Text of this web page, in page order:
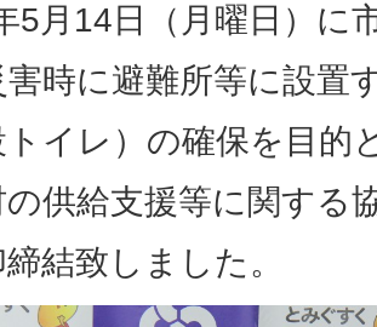
5月14日（月曜日）に
時に避難所等に設置
トイレ）の確保を目的
の供給支援等に関する
結致しました。